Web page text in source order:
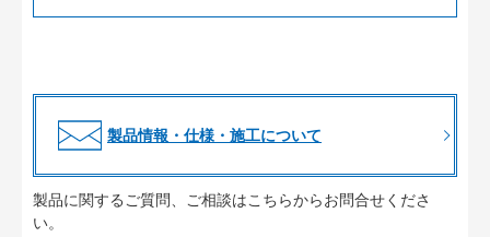
製品情報・仕様・施工について
製品に関するご質問、ご相談はこちらからお問合せくださ
い。